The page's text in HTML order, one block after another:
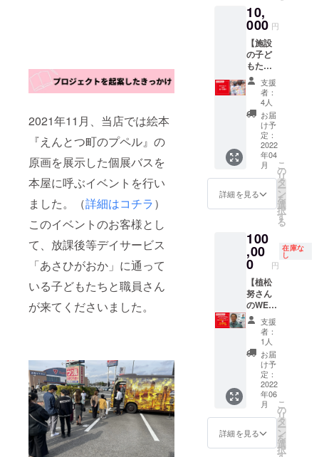
2021年11月、当店では絵本
『えんとつ町のプペル』の
原画を展示した個展バスを
本屋に呼ぶイベントを行い
ました。（詳細はコチラ）
このイベントのお客様とし
て、放課後等デイサービス
「あさひがおか」に通って
いる子どもたちと職員さん
が来てくださいました。
（正式
な日時
やプロ
グラム
は、決
まり次
第ご連
絡致し
ます）
【略
歴】 植
松 努
(ウエマ
ツ ツ
トム) １
年、北
海道芦
株式会
社植松
電機・
代表取
締役。
株式会
社カム
イス
ペース
ワーク
ス・代
表取締
役。 Ｎ
ＰＯ法
人北海
道宇宙
術創成
セン
予定。
当日、
視聴で
きない
方向け
にアー
カイブ
保存し
た動画
視聴の
URLを
お送り
しま
す。
（正式
な日時
やプロ
第ご連
絡致し
ます）
【略
歴】 植
松 努
(ウエマ
ツ ツ
トム) １
９６６
年、北
海道芦
別市生
まれ。
株式会
社植松
電機・
代表取
程は支
援者さ
まと施
設の都
合に合
わせて
調整い
たしま
す。プ
レゼン
ト企画
のメン
バーと
共に、
施設に
訪問
し、子
緒につ
くるイ
ベント
です。
※工具等
はこち
らで用
意しま
すの
で、手
ぶらで
ご参加
くださ
い。 ※
交通費
はご自
身での
負担と
10,
000 円
【施設
の子ど
もたち
と遊べ
る権
利】 訪
問日は
支援者
さまと
施設の
都合を
聞いた
うえで
調整い
たしま
す。 や
企画が
ある場
合は、
事前に
施設の
職員と
相談し
た上で
調整い
たしま
す。 ※
新型コ
ロナウ
イルス
の関係
で、人
数制限
や延期
もござ
います
支援
者：
4人
お届
け予
定：
2022
年04
月
詳細を見る
こ
の
リ
タ
ー
ン
を
選
択
す
る
100
,00
0 円
在庫な
し
【植松
努さん
のWEB
講演ス
ポン
サー権
+本50冊
をプレ
ゼン
ト】 植
松努さ
んの
WEB講
演会の
スポン
サーに
支援
者：
1人
お届
け予
定：
2022
年06
月
詳細を見る
こ
の
リ
タ
ー
ン
を
選
択